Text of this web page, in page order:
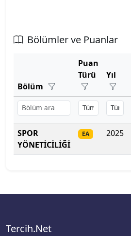
Bartın Üniversitesi
Başkent Üniversitesi
Başkent Üniversitesi
Başkent Üniversitesi
Bayburt Üniversitesi
Bölümler ve Puanlar
Bölüm
Puan
Türü
Yıl
SPOR
YÖNETİCİLİĞİ
EA 2025
Tercih.Net